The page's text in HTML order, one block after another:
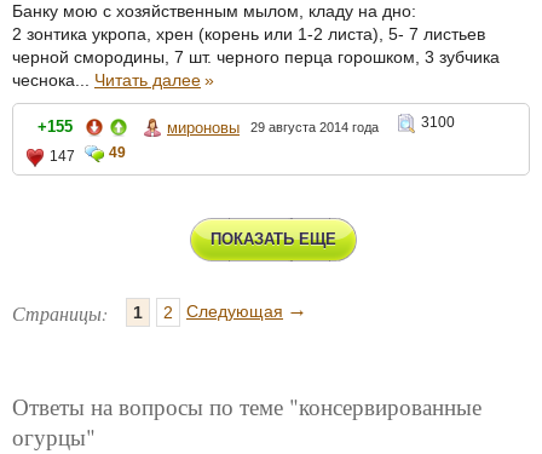
Банку мою с хозяйственным мылом, кладу на дно:
2 зонтика укропа, хрен (корень или 1-2 листа), 5- 7 листьев
черной смородины, 7 шт. черного перца горошком, 3 зубчика
чеснока... Читать далее»
+155 мироновы 29 августа 2014 года
3100
147
49
ПОКАЗАТЬ ЕЩЕ
Страницы: 1 2 Следующая →
Ответы на вопросы по теме "консервированные
огурцы"